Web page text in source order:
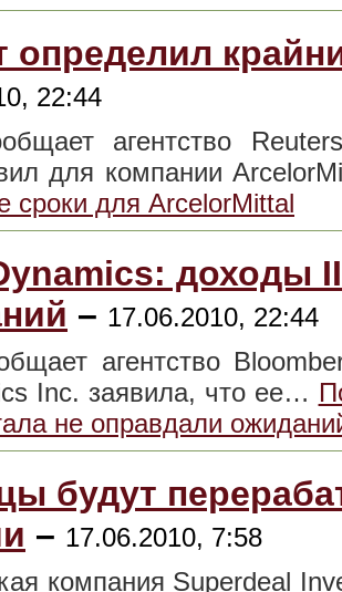
определил
22:44
агентство
для компании
сроки для ArcelorMittal
доходы
– 17.06.2010, 22:44
агентство
Inc. заявила, что ее…
не оправдали
будут
– 17.06.2010, 7:58
компания Superdeal